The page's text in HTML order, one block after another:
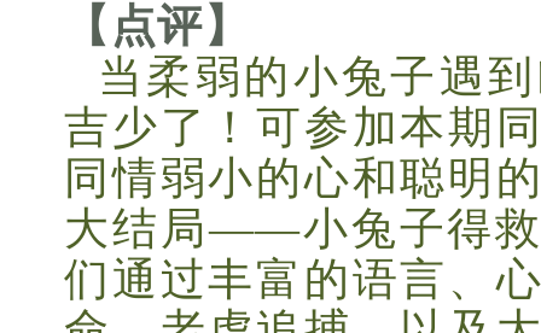
【点评】
当柔弱的小兔子遇
吉少了！可参加本期
同情弱小的心和聪明
大结局——小兔子得救
们通过丰富的语言、